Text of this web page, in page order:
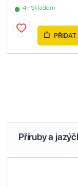
4+ Skladem
Příruby a